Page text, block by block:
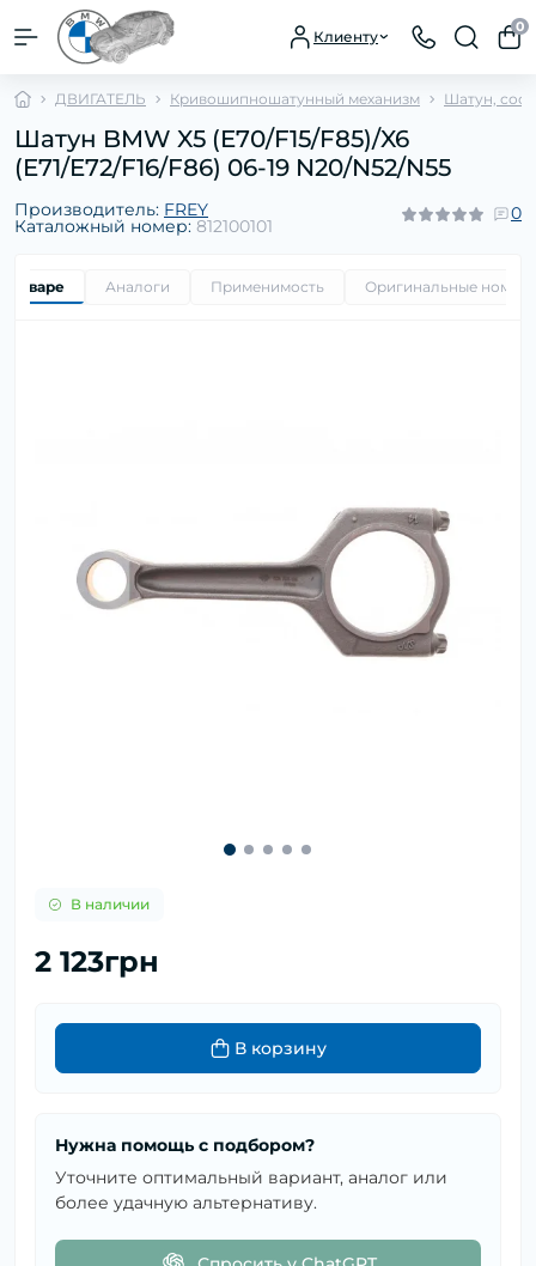
Клиенту
0
ДВИГАТЕЛЬ Кривошипношатунный механизм Шатун,
Шатун BMW X5 (E70/F15/F85)/X6
(E71/E72/F16/F86) 06-19 N20/N52/N55
Производитель: FREY
Каталожный номер: 812100101
0
товаре Аналоги Применимость Оригинальные номера
В наличии
2 123грн
В корзину
Нужна помощь с подбором?
Уточните оптимальный вариант, аналог или
более удачную альтернативу.